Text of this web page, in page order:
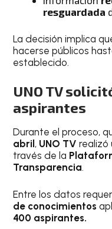
resguardada
La decisión implica
hacerse públicos
establecido.
UNO TV
aspirantes
Durante el proceso,
abril , UNO TV realizó
través de la
Transparencia.
Entre los datos
de conocimientos
400 aspirantes.